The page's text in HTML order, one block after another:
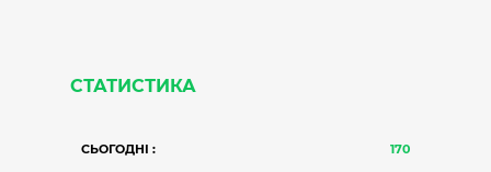
СТАТИСТИКА
СЬОГОДНІ : 170